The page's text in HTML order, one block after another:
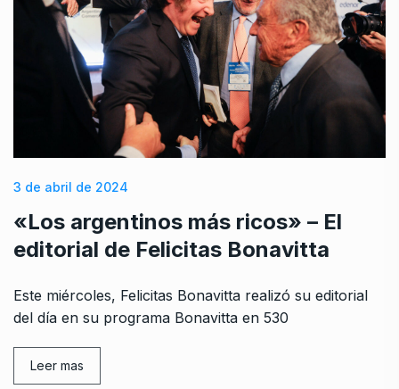
3 de abril de 2024
«Los argentinos más ricos» – El
editorial de Felicitas Bonavitta
Este miércoles, Felicitas Bonavitta realizó su editorial
del día en su programa Bonavitta en 530
Leer mas